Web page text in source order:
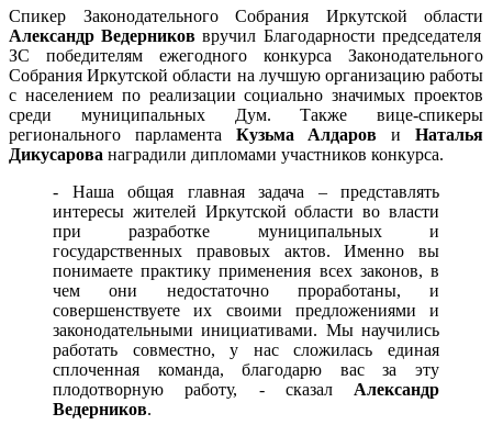
Спикер Законодательного Собрания Иркутской области
Александр Ведерников вручил Благодарности председателя
ЗС победителям ежегодного конкурса Законодательного
Собрания Иркутской области на лучшую организацию работы
с населением по реализации социально значимых проектов
среди муниципальных Дум. Также вице-спикеры
регионального парламента Кузьма Алдарови Наталья
Дикусарова наградили дипломами участников конкурса.
- Наша общая главная задача – представлять
интересы жителей Иркутской области во власти
при разработке муниципальных и
государственных правовых актов. Именно вы
понимаете практику применения всех законов, в
чем они недостаточно проработаны, и
совершенствуете их своими предложениями и
законодательными инициативами. Мы научились
работать совместно, у нас сложилась единая
сплоченная команда, благодарю вас за эту
плодотворную работу, - сказал Александр
Ведерников.